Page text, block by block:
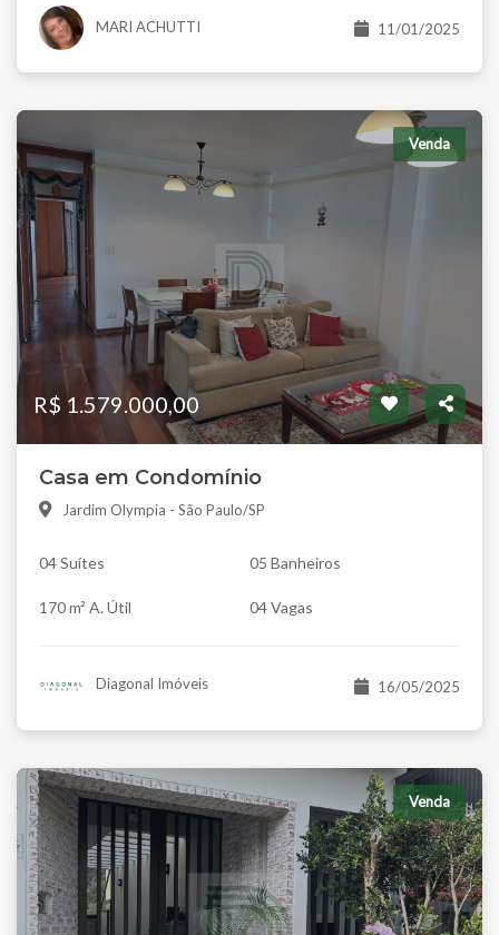
MARI ACHUTTI 11/01/2025
Venda
R$ 1.579.000,00
Casa em Condomínio
Jardim Olympia - São Paulo/SP
04 Suítes 05 Banheiros
170 m² A. Útil 04 Vagas
Diagonal Imóveis 16/05/2025
Venda